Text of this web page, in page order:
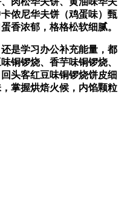
侬尼华夫饼（鸡蛋味）甄
香浓郁，格格松软细腻。
是学习办公补充能量，都
铜锣烧、香芋味铜锣烧、
头客红豆味铜锣烧饼皮细
掌握烘焙火候，内馅颗粒